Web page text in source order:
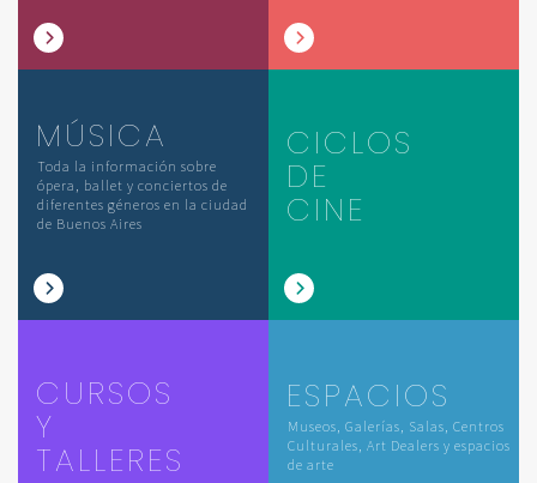
MÚSICA
Toda la información sobre
ópera, ballet y conciertos de
diferentes géneros en la ciudad
de Buenos Aires
CICLOS
DE
CINE
CURSOS
Y
TALLERES
ESPACIOS
Museos, Galerías, Salas, Centros
Culturales, Art Dealers y espacios
de arte